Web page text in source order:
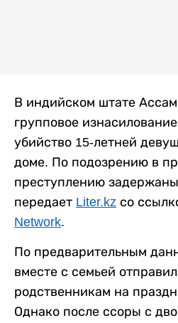
В индийском штате
групповое
убийство 15-летней
доме. По подозрению в
преступлению
передает Liter.kz со
Network.
По предварительным
вместе с семьей
родственникам на
Однако после ссоры с